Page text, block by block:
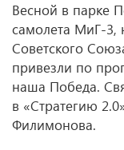
Весной в парке
самолета МиГ-3,
Советского
привезли по
наша Победа.
в «Стратегию
Филимонова.